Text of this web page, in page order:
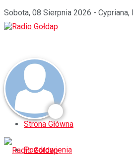
Sobota, 08 Sierpnia 2026 - Cypriana,
Strona Główna
Pozdrowienia